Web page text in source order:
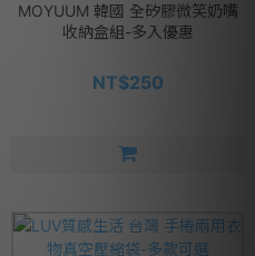
MOYUUM 韓國 全矽膠微笑奶嘴
收納盒組-多入優惠
NT$250